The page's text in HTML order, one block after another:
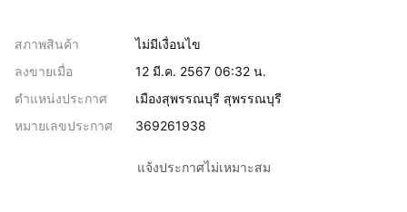
สภาพสินค้า
ไม่มีเงื่อนไข
ลงขายเมื่อ
12 มี.ค. 2567 06:32 น.
ตำแหน่งประกาศ
เมืองสุพรรณบุรี สุพรรณบุรี
หมายเลขประกาศ
369261938
แจ้งประกาศไม่เหมาะสม